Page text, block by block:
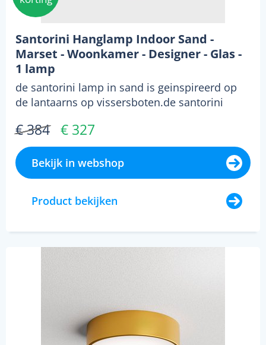
Santorini Hanglamp Indoor Sand -
Marset - Woonkamer - Designer - Glas -
1 lamp
de santorini lamp in sand is geinspireerd op
de lantaarns op vissersboten.de santorini
€ 384 € 327
Bekijk in webshop
Product bekijken